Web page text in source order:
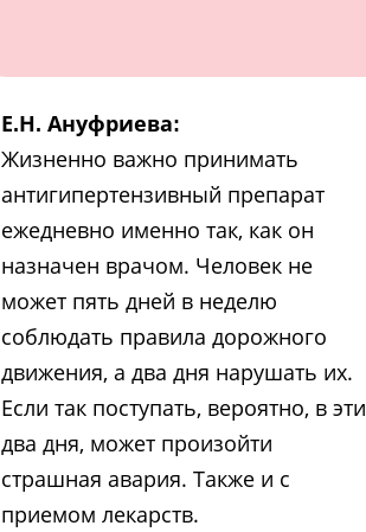
Е.Н. Ануфриева:
Жизненно важно принимать
антигипертензивный препарат
ежедневно именно так, как он
назначен врачом. Человек не
может пять дней в неделю
соблюдать правила дорожного
движения, а два дня нарушать их.
Если так поступать, вероятно, в эти
два дня, может произойти
страшная авария. Также и с
приемом лекарств.